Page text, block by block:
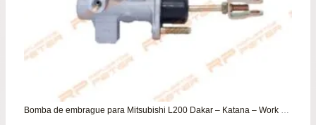
Bomba de embrague para Mitsubishi L200 Dakar – Katana – Work – Montero Sport